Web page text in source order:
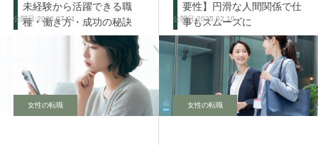
未経験から活躍できる職
種・働き方・成功の秘訣
2026.07.01
要性】円滑な人間関係で仕
事もスムーズに
2025.02.10
女性の転職 女性の転職